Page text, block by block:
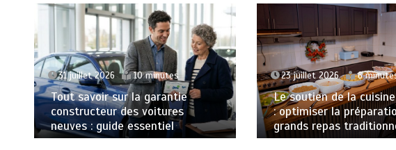
31 juillet 2026 10 minutes
Tout savoir sur la garantie
constructeur des voitures
neuves : guide essentiel
23 juillet 2026 6
Le soutien de la
: optimiser la
grands repas